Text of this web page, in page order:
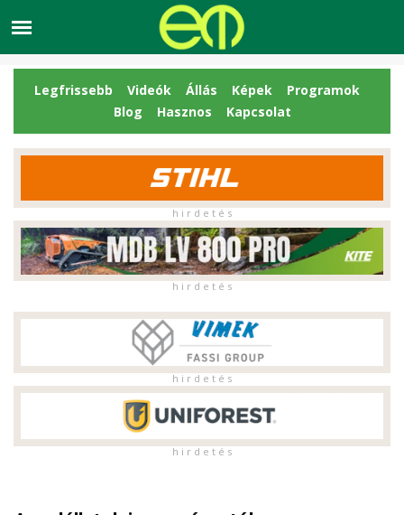
Legfrissebb Videók Állás Képek
Programok
Blog
Hasznos Kapcsolat
h i r d e t é s
h i r d e t é s
h i r d e t é s
h i r d e t é s